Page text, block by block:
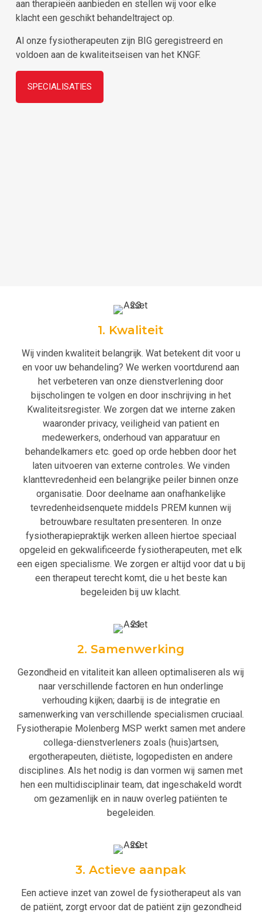
aan therapieën aanbieden en stellen wij voor elke
klacht een geschikt behandeltraject op.
Al onze fysiotherapeuten zijn BIG geregistreerd en
voldoen aan de kwaliteitseisen van het KNGF.
SPECIALISATIES
1. Kwaliteit
Wij vinden kwaliteit belangrijk. Wat betekent dit voor u
en voor uw behandeling? We werken voortdurend aan
het verbeteren van onze dienstverlening door
bijscholingen te volgen en door inschrijving in het
Kwaliteitsregister. We zorgen dat we interne zaken
waaronder privacy, veiligheid van patient en
medewerkers, onderhoud van apparatuur en
behandelkamers etc. goed op orde hebben door het
laten uitvoeren van externe controles. We vinden
klanttevredenheid een belangrijke peiler binnen onze
organisatie. Door deelname aan onafhankelijke
tevredenheidsenquete middels PREM kunnen wij
betrouwbare resultaten presenteren. In onze
fysiotherapiepraktijk werken alleen hiertoe speciaal
opgeleid en gekwalificeerde fysiotherapeuten, met elk
een eigen specialisme. We zorgen er altijd voor dat u bij
een therapeut terecht komt, die u het beste kan
begeleiden bij uw klacht.
2. Samenwerking
Gezondheid en vitaliteit kan alleen optimaliseren als wij
naar verschillende factoren en hun onderlinge
verhouding kijken; daarbij is de integratie en
samenwerking van verschillende specialismen cruciaal.
Fysiotherapie Molenberg MSP werkt samen met andere
collega-dienstverleners zoals (huis)artsen,
ergotherapeuten, diëtiste, logopedisten en andere
disciplines. Als het nodig is dan vormen wij samen met
hen een multidisciplinair team, dat ingeschakeld wordt
om gezamenlijk en in nauw overleg patiënten te
begeleiden.
3. Actieve aanpak
Een actieve inzet van zowel de fysiotherapeut als van
de patiënt, zorgt ervoor dat de patiënt zijn gezondheid